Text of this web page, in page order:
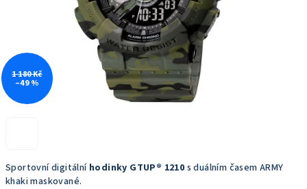
Sportovní digitální hodinky GTUP® 1210 s duálním časem ARMY
khaki maskované.
1 180 Kč
–49 %